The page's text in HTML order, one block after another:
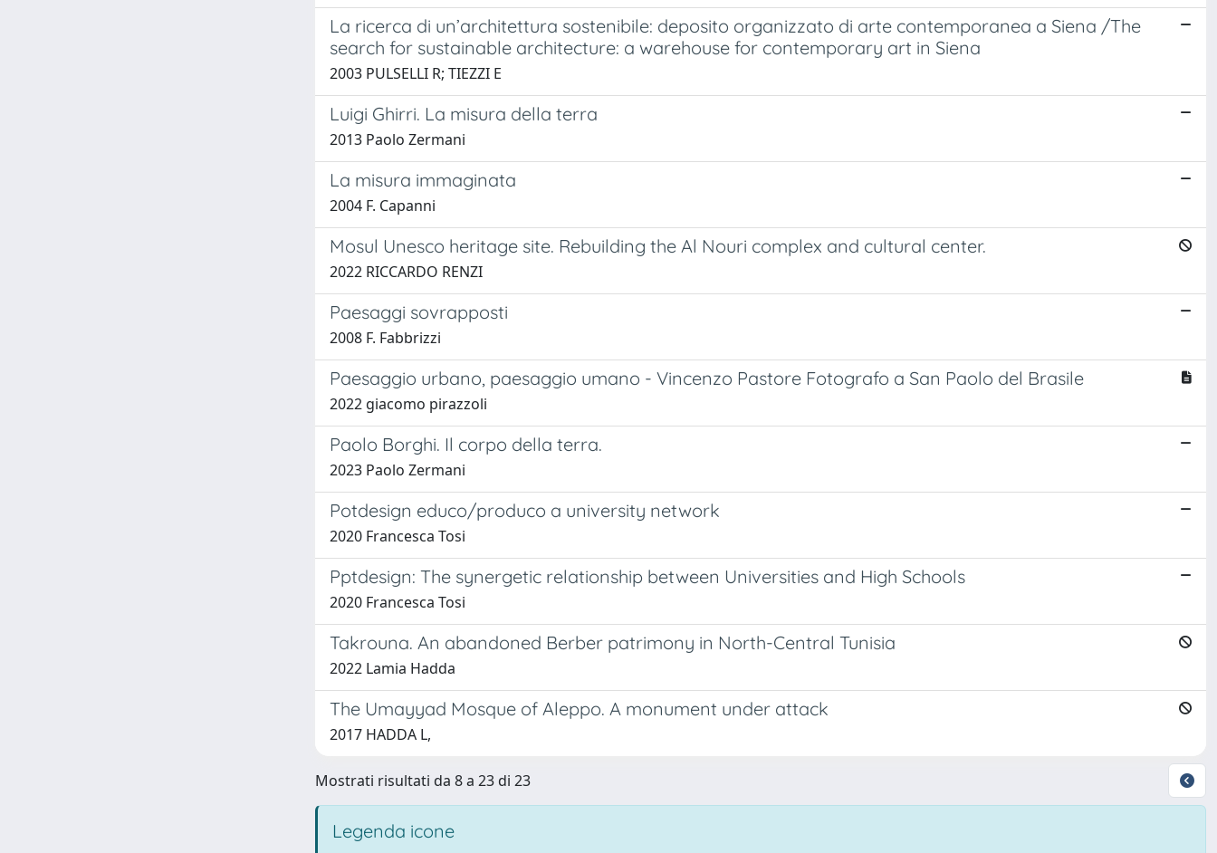
La ricerca di un’architettura sostenibile: deposito organizzato di arte contemporanea a Siena /The
search for sustainable architecture: a warehouse for contemporary art in Siena
2003 PULSELLI R; TIEZZI E
Luigi Ghirri. La misura della terra
2013 Paolo Zermani
La misura immaginata
2004 F. Capanni
Mosul Unesco heritage site. Rebuilding the Al Nouri complex and cultural center.
2022 RICCARDO RENZI
Paesaggi sovrapposti
2008 F. Fabbrizzi
Paesaggio urbano, paesaggio umano - Vincenzo Pastore Fotografo a San Paolo del Brasile
2022 giacomo pirazzoli
Paolo Borghi. Il corpo della terra.
2023 Paolo Zermani
Potdesign educo/produco a university network
2020 Francesca Tosi
Pptdesign: The synergetic relationship between Universities and High Schools
2020 Francesca Tosi
Takrouna. An abandoned Berber patrimony in North-Central Tunisia
2022 Lamia Hadda
The Umayyad Mosque of Aleppo. A monument under attack
2017 HADDA L,
Mostrati risultati da 8 a 23 di 23
Legenda icone